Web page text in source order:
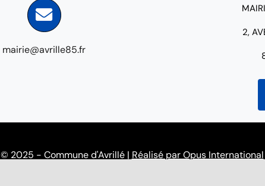
mairie@avrille85.fr
2,
© 2025 - Commune d'Avrillé | Réalisé par Opus International